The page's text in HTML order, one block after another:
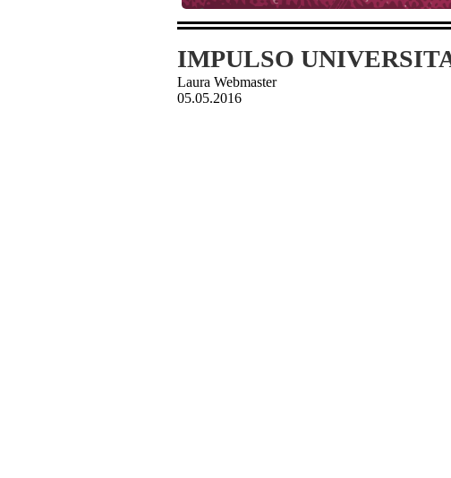
IMPULSO
Laura Webmaster
05.05.2016